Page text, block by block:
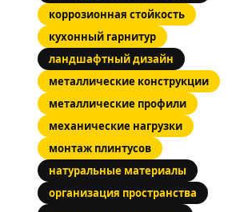
коррозионная стойкость
кухонный гарнитур
ландшафтный дизайн
металлические конструкции
металлические профили
механические нагрузки
монтаж плинтусов
натуральные материалы
организация пространства